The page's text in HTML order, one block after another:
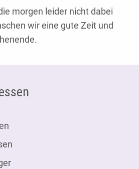
morgen leider nicht dabei
wir eine gute Zeit und